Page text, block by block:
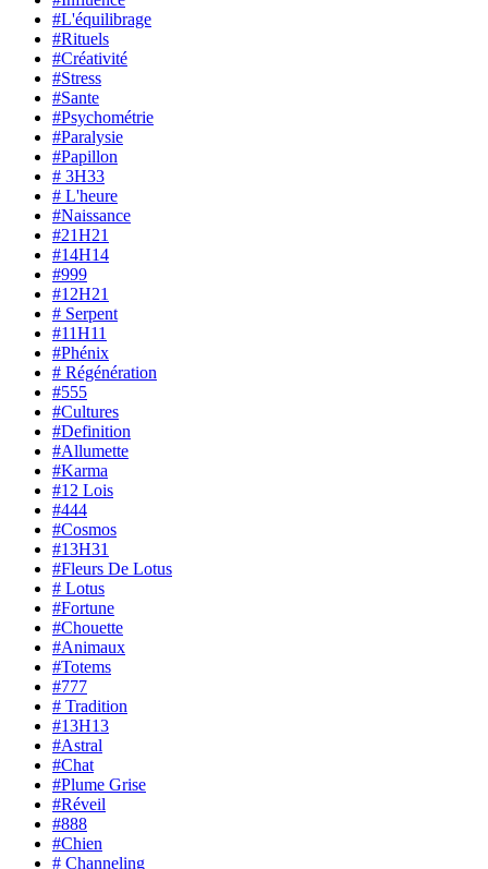
#L'équilibrage
#Rituels
#Créativité
#Stress
#Sante
#Psychométrie
#Paralysie
#Papillon
# 3H33
# L'heure
#Naissance
#21H21
#14H14
#999
#12H21
# Serpent
#11H11
#Phénix
# Régénération
#555
#Cultures
#Definition
#Allumette
#Karma
#12 Lois
#444
#Cosmos
#13H31
#Fleurs De Lotus
# Lotus
#Fortune
#Chouette
#Animaux
#Totems
#777
# Tradition
#13H13
#Astral
#Chat
#Plume Grise
#Réveil
#888
#Chien
# Channeling